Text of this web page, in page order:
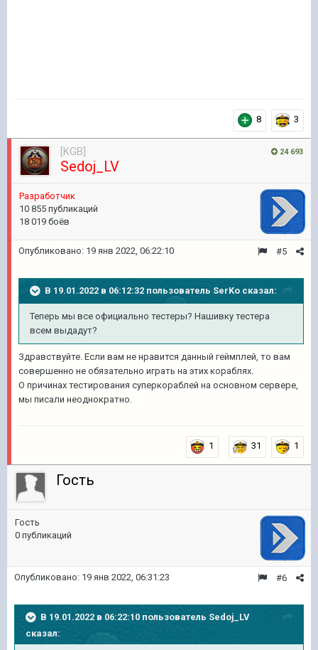
8 3
24 693
[KGB]
Sedoj_LV
Pазработчик
10 855 публикаций
18 019 боёв
#5
Опубликовано: 19 янв 2022, 06:22:10
В 19.01.2022 в 06:12:32 пользователь SerKo сказал:
Теперь мы все официально тестеры? Нашивку тестера
всем выдадут?
Здравствуйте. Если вам не нравится данный геймплей, то вам
совершенно не обязательно играть на этих кораблях.
О причинах тестирования суперкораблей на основном сервере,
мы писали неоднократно.
1 31 1
Гость
Гость
0 публикаций
#6
Опубликовано: 19 янв 2022, 06:31:23
В 19.01.2022 в 06:22:10 пользователь Sedoj_LV
сказал: